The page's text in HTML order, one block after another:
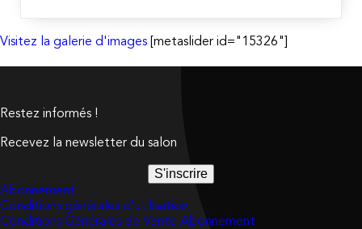
Visitez la galerie d'images [metaslider id="15326"]
Restez informés !
Recevez la newsletter du salon
S'inscrire
Abonnement
Conditions générales d’utilisation
Conditions Générales de Vente Abonnement